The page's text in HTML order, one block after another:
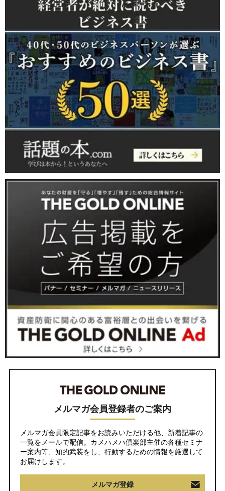
メルマガ会員登録者のご案内
メルマガ会員限定記事をお読みいただける他、新着記事の
一覧をメールで配信。カメハメハ倶楽部主催の各種セミナ
ー案内等、知的武装をし、行動するための情報を厳選して
お届けします。
メルマガ登録